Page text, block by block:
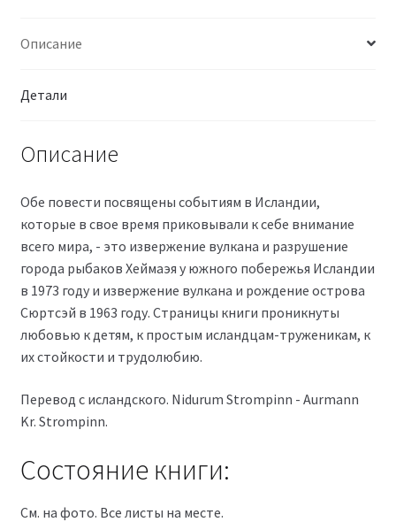
Описание
Детали
Описание
Обе повести посвящены событиям в Исландии,
которые в свое время приковывали к себе внимание
всего мира, - это извержение вулкана и разрушение
города рыбаков Хеймаэя у южного побережья Исландии
в 1973 году и извержение вулкана и рождение острова
Сюртсэй в 1963 году. Страницы книги проникнуты
любовью к детям, к простым исландцам-труженикам, к
их стойкости и трудолюбию.
Перевод с исландского. Nidurum Strompinn - Aurmann
Kr. Strompinn.
Состояние книги:
См. на фото. Все листы на месте.